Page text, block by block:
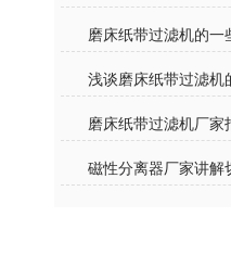
磨床纸带过滤机的一
浅谈磨床纸带过滤机
磨床纸带过滤机厂家
磁性分离器厂家讲解